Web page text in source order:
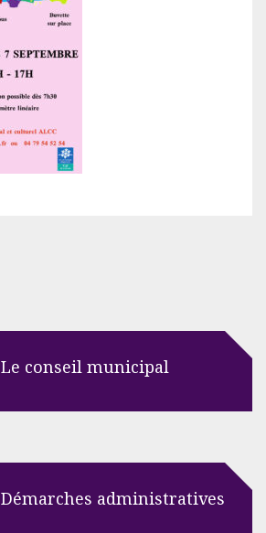
Le conseil municipal
Démarches administratives